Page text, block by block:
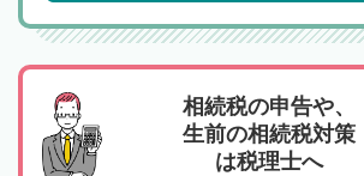
相続税の申告や、
生前の相続税対策
は税理士へ